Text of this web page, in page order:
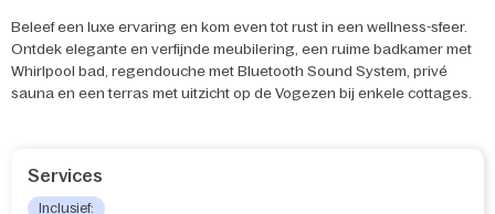
Beleef een luxe ervaring en kom even tot rust in een wellness-sfeer.
Ontdek elegante en verfijnde meubilering, een ruime badkamer met
Whirlpool bad, regendouche met Bluetooth Sound System, privé
sauna en een terras met uitzicht op de Vogezen bij enkele cottages.
Services
Inclusief: